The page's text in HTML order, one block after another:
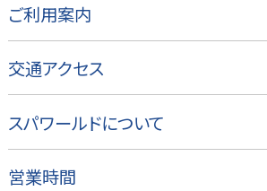
ご利用案内
交通アクセス
スパワールドについて
営業時間